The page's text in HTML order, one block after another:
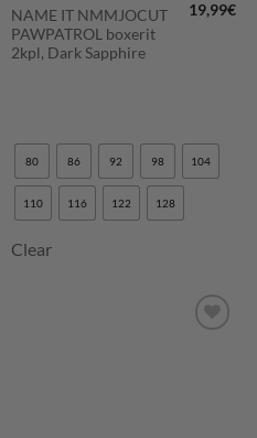
NAME IT NMMJOCUT
PAWPATROL boxerit
2kpl, Dark Sapphire
19,99€
80 86 92 98 104
110 116 122 128
Clear